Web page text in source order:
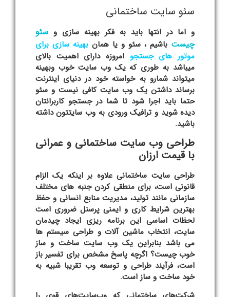
سئو سایت ساختمانی
و اما در انتها باید به فکر بهینه سازی و سئو
چیست باشیم ، سئو و یا همانبهینه سازی برای
موتور های جستجو امروزه دارای اهمیت بالای
میباشد به طوری که یک وب سایت خوب وبهینه
میتواند شمارو به خواسته خود در دنیای اینترنت
برساند داشتن یک وب سایت کافی نیست و سئو
حتما باید اجرا شود تا شما در جستجو کاربرانتان
دیده شوید و ترافیک ورودی به وب سایتتون داشته
باشید.
طراحی وب سایت ساختمانی و عمرانی
با قیمت ارزان
طراحی سایت ساختمانی علاوه بر اینکه یک الزام
قانونی است، برای منطقی کردن جنبه های مختلف
سازمانی مانند تولید، مدیریت منابع انسانی و حفظ
بهترین شرایط کاری و ایمنی پرسنل ضروری است
لحظات اساسی این برنامه ریزی ایجاد چیدمان
سایت، انتخاب ماشین آلات و طراحی سیستم ها
می باشد بنابراین یکوب سایت ساخت و ساز
خوب چیست؟ اگرچه پاسخ مشخص برای تفسیر باز
است، فرآیند طراحی و توسعه وب تقریبا شبیه به
خود ساخت و ساز است.